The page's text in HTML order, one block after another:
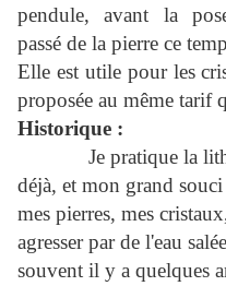
pendule, avant la
passé de la pierre ce
Elle est utile pour les
proposée au même tarif
Historique :
Je pratique la
déjà, et mon grand
mes pierres, mes
agresser par de l'eau
souvent il y a quelques